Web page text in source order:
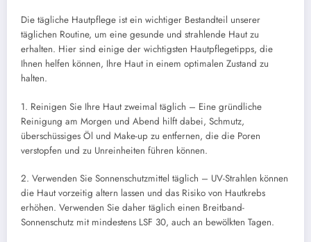
Die tägliche Hautpflege ist ein wichtiger Bestandteil unserer
täglichen Routine, um eine gesunde und strahlende Haut zu
erhalten. Hier sind einige der wichtigsten Hautpflegetipps, die
Ihnen helfen können, Ihre Haut in einem optimalen Zustand zu
halten.
1. Reinigen Sie Ihre Haut zweimal täglich – Eine gründliche
Reinigung am Morgen und Abend hilft dabei, Schmutz,
überschüssiges Öl und Make-up zu entfernen, die die Poren
verstopfen und zu Unreinheiten führen können.
2. Verwenden Sie Sonnenschutzmittel täglich – UV-Strahlen können
die Haut vorzeitig altern lassen und das Risiko von Hautkrebs
erhöhen. Verwenden Sie daher täglich einen Breitband-
Sonnenschutz mit mindestens LSF 30, auch an bewölkten Tagen.